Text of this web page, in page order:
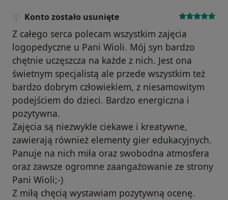
Konto zostało usunięte
Z całego serca polecam wszystkim zajęcia
logopedyczne u Pani Wioli. Mój syn bardzo
chętnie uczęszcza na każde z nich. Jest ona
świetnym specjalistą ale przede wszystkim też
bardzo dobrym człowiekiem, z niesamowitym
podejściem do dzieci. Bardzo energiczna i
pozytywna.
Zajęcia są niezwykle ciekawe i kreatywne,
zawierają również elementy gier edukacyjnych.
Panuje na nich miła oraz swobodna atmosfera
oraz zawsze ogromne zaangażowanie ze strony
Pani Wioli;-)
Z miłą chęcią wystawiam pozytywną ocenę.